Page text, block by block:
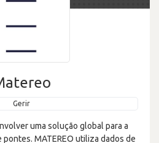
Gerir
uma solução global para a
MATEREO utiliza dados de